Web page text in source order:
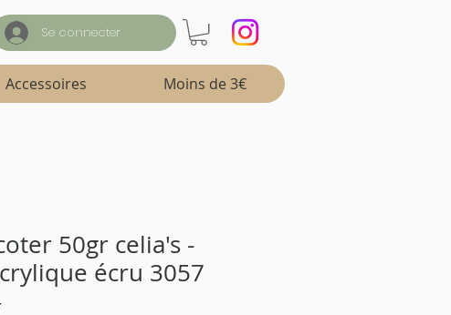
Se connecter
Accessoires Moins de 3€
50gr celia's -
écru 3057